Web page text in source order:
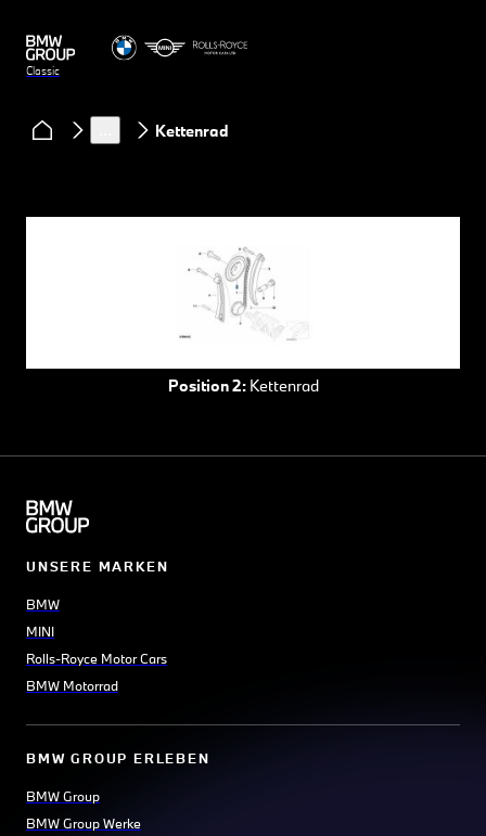
Classic
Services
BMW Classic Ersatzteile
Ersatzteile BMW Automobil
Kettenrad
Position 2:Kettenrad
UNSERE MARKEN
BMW
MINI
Rolls-Royce Motor Cars
BMW Motorrad
BMW GROUP ERLEBEN
BMW Group
BMW Group Werke